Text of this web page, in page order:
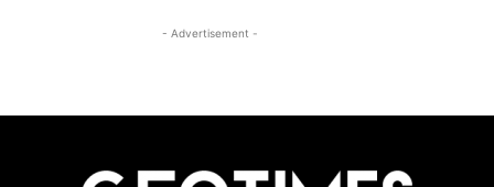
- Advertisement -